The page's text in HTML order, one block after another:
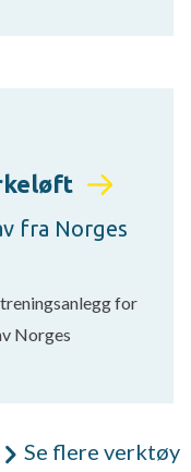
fra Norges
for
Norges
Se flere verktøy